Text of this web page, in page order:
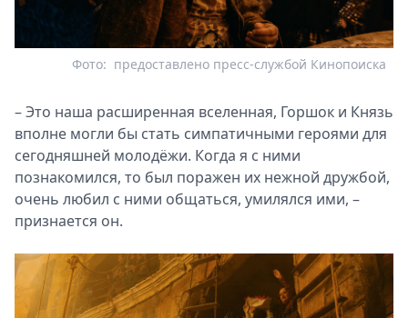
предоставлено пресс-службой Кинопоиска
Фото:
– Это наша расширенная вселенная, Горшок и Князь
вполне могли бы стать симпатичными героями для
сегодняшней молодёжи. Когда я с ними
познакомился, то был поражен их нежной дружбой,
очень любил с ними общаться, умилялся ими, –
признается он.